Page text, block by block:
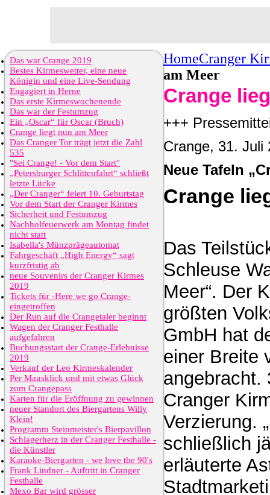
HomeCranger
am Meer
Crange
+++
Crange, 31. Juli
Neue Tafeln
Crange
Das
Schleuse
Meer“. Der
größten
GmbH hat
einer Breite
angebracht.
Cranger
Verzierung.
schließlich
erläuterte
Das war Crange 2019
Bestes Kirmeswetter, eine neue
Königin und eine Live-Sendung
Engagiert in Herne
Das erste Kirmeswochenende
Das war der Festumzug
Ein „Oscar“ für Oscar (Bruch)
Crange liegt nun am Meer
Das Cranger Tor trägt jetzt die Zahl
535
"Sei Crange! - Vor dem Start"
„Petersburger Schlittenfahrt“ schließt
letzte Lücke
„Der Cranger“ feiert 10. Geburtstag
Vor dem Start der Cranger Kirmes
Sicherheit und Festumzug
Nachholfeuerwerk am Montag findet
nicht statt
Isabella's Münzprägeautomat
Fahrgeschäft „High Energy“ sagt
kurzfristig ab
neue Souvenirs der Cranger Kirmes
2019
Tickets für -Here we go Crange-
eingetroffen
Der Run auf die Crangetaler beginnt
Wagen der Cranger Festhalle
aufgefahren
Buchungsstart der Crange-Erlebnisse
2019
Verkauf der Leo Kirmeskalender
Per Mausklick und mit etwas Glück
zum Crangepass
Karten für die Eröffnung zu gewinnen
neuer Standort des Biergartens Willy
Klein!
Programm Steinmeister's Bierpavillon
Schlagerherz in der Cranger Festhalle -
die Künstler
Karaoke-Biergarten - we love the 90's
Frank Lindner - Auftritt in Cranger
Festhalle
Mexo Bar wird grösser